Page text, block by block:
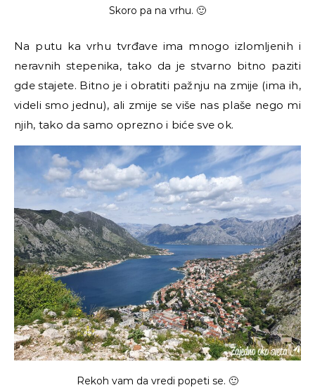
Skoro pa na vrhu. 🙂
Na putu ka vrhu tvrđave ima mnogo izlomljenih i
neravnih stepenika, tako da je stvarno bitno paziti
gde stajete. Bitno je i obratiti pažnju na zmije (ima ih,
videli smo jednu), ali zmije se više nas plaše nego mi
njih, tako da samo oprezno i biće sve ok.
Rekoh vam da vredi popeti se. 🙂